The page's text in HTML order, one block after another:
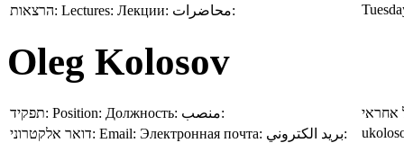
הרצאות: Lectures: Лекции: محاضرات:
Oleg Kolosov
תפקיד: Position: Должность: منصب:
אחראי
דואר אלקטרוני: Email: Электронная почта: بريد الكتروني: